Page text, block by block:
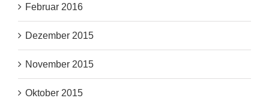
Februar 2016
Dezember 2015
November 2015
Oktober 2015